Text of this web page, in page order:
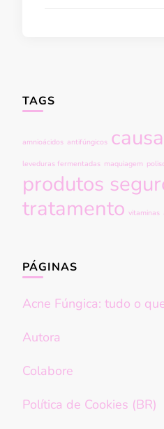
TAGS
amnioácidos antifúngicos
leveduras fermentadas maquiagem
produtos
tratamento vitaminas
PÁGINAS
Acne Fúngica: tudo o
Autora
Colabore
Política de Cookies (BR)